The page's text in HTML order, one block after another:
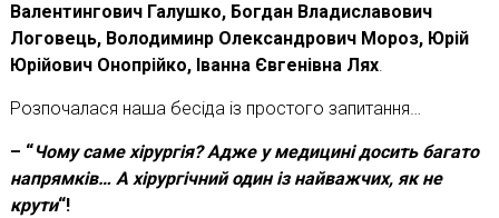
Валентингович Галушко, Богдан Владиславович
Логовець, Володиминр Олександрович Мороз, Юрій
Юрійович Онопрійко, Іванна Євгенівна Лях.
Розпочалася наша бесіда із простого запитання…
– “Чому саме хірургія? Адже у медицині досить багато
напрямків… А хірургічний один із найважчих, як не
крути“!